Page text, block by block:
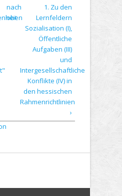
nach
oben
1. Zu den
Lernfeldern
Sozialisation (I),
Öffentliche
Aufgaben (III)
und
Intergesellschaftliche
Konflikte (IV) in
den hessischen
Rahmenrichtlinien
›